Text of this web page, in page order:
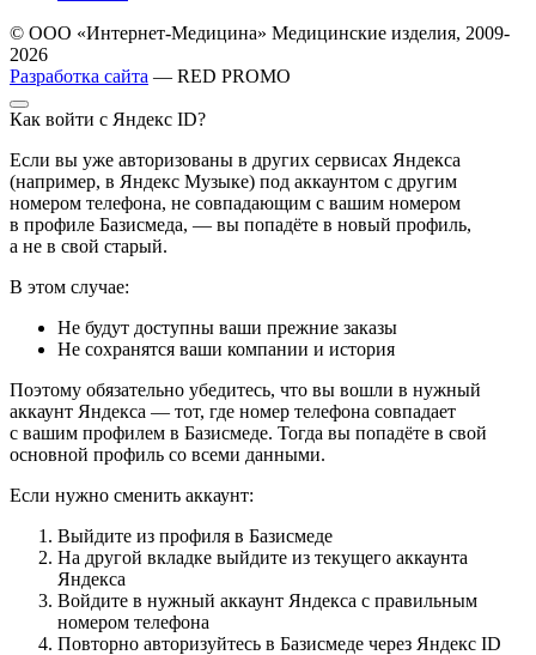
© ООО «Интернет-Медицина» Медицинские изделия, 2009-
2026
Разработка сайта — RED PROMO
Как войти с Яндекс ID?
Если вы уже авторизованы в других сервисах Яндекса
(например, в Яндекс Музыке) под аккаунтом с другим
номером телефона, не совпадающим с вашим номером
в профиле Базисмеда, — вы попадёте в новый профиль,
а не в свой старый.
В этом случае:
Не будут доступны ваши прежние заказы
Не сохранятся ваши компании и история
Поэтому обязательно убедитесь, что вы вошли в нужный
аккаунт Яндекса — тот, где номер телефона совпадает
с вашим профилем в Базисмеде. Тогда вы попадёте в свой
основной профиль со всеми данными.
Если нужно сменить аккаунт:
Выйдите из профиля в Базисмеде
На другой вкладке выйдите из текущего аккаунта
Яндекса
Войдите в нужный аккаунт Яндекса с правильным
номером телефона
Повторно авторизуйтесь в Базисмеде через Яндекс ID